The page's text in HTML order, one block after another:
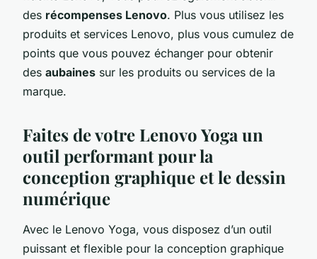
des récompenses Lenovo. Plus vous utilisez les
produits et services Lenovo, plus vous cumulez de
points que vous pouvez échanger pour obtenir
des aubaines sur les produits ou services de la
marque.
Faites de votre Lenovo Yoga un
outil performant pour la
conception graphique et le dessin
numérique
Avec le Lenovo Yoga, vous disposez d’un outil
puissant et flexible pour la conception graphique